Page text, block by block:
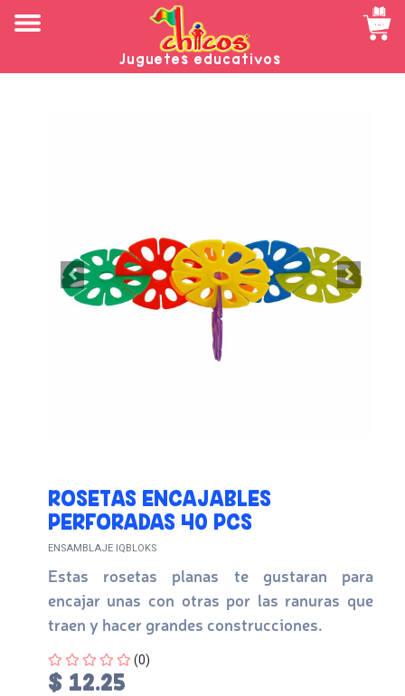
Juguetes educativos
ROSETAS ENCAJABLES
PERFORADAS 40 PCS
ENSAMBLAJE IQBLOKS
Estas rosetas planas te gustaran para
encajar unas con otras por las ranuras que
traen y hacer grandes construcciones.
Four out of Five Stars
(0)
$ 12.25